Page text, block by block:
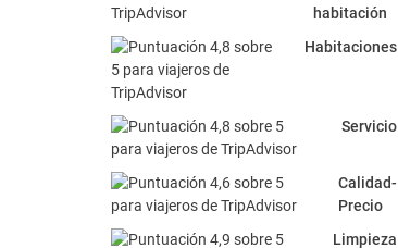
habitación
Habitaciones
Servicio
Calidad-
Precio
Limpieza